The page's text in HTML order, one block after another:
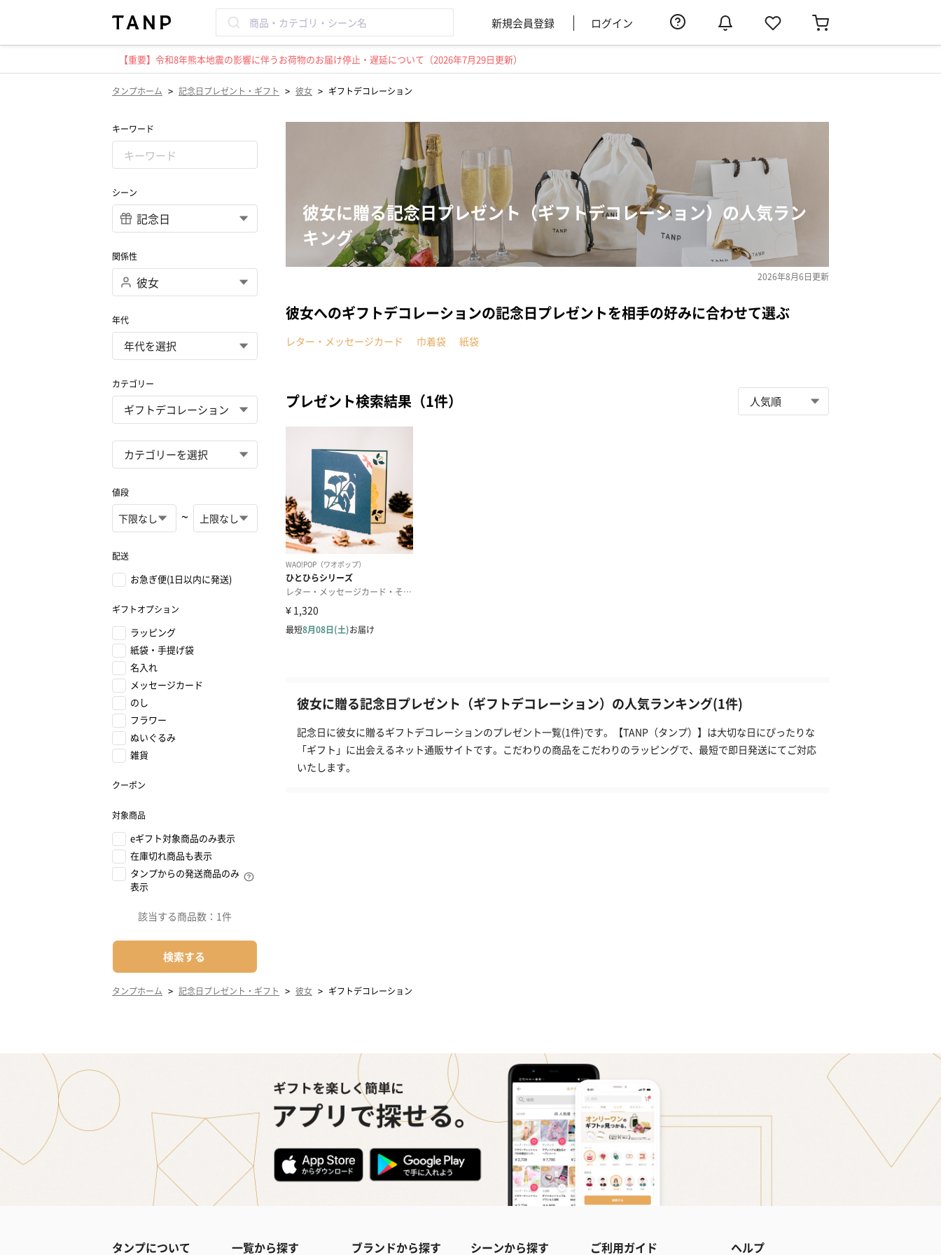
新規会員登録 ログイン
【重要】令和8年熊本地震の影響に伴うお荷物のお届け停止・遅延について（2026年7月29日更新）
タンプホーム > 記念日プレゼント・ギフト > 彼女 > ギフトデコレーション
キーワード
シーン
関係性
年代
カテゴリー
値段
~
配送
お急ぎ便(1日以内に発送)
ギフトオプション
ラッピング
紙袋・手提げ袋
名入れ
メッセージカード
のし
フラワー
ぬいぐるみ
雑貨
クーポン
対象商品
eギフト対象商品のみ表示
在庫切れ商品も表示
タンプからの発送商品のみ
表示
該当する商品数： 1件
検索する
彼女に贈る記念日プレゼント（ギフトデコレーション）の人気ラン
キング
2026年8月6日更新
彼女へのギフトデコレーションの記念日プレゼントを相手の好みに合わせて選ぶ
レター・メッセージカード 巾着袋 紙袋
プレゼント検索結果（1件）
彼女に贈る記念日プレゼント（ギフトデコレーション）の人気ランキング(1件)
記念日に彼女に贈るギフトデコレーションのプレゼント一覧(1件)です。【TANP（タンプ）】は大切な日にぴったりな
「ギフト」に出会えるネット通販サイトです。こだわりの商品をこだわりのラッピングで、最短で即日発送にてご対応
いたします。
タンプホーム > 記念日プレゼント・ギフト > 彼女 > ギフトデコレーション
タンプについて 一覧から探す ブランドから探す シーンから探す ご利用ガイド ヘルプ